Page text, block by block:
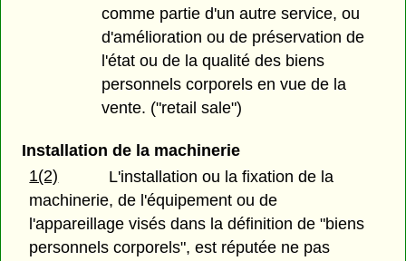
comme partie d'un autre service, ou
d'amélioration ou de préservation de
l'état ou de la qualité des biens
personnels corporels en vue de la
vente. ("retail sale")
Installation de la machinerie
1(2)
L'installation ou la fixation de la
machinerie, de l'équipement ou de
l'appareillage visés dans la définition de "biens
personnels corporels", est réputée ne pas